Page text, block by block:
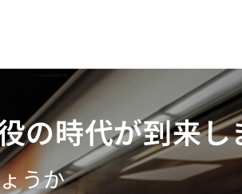
の時代が到来し
うか